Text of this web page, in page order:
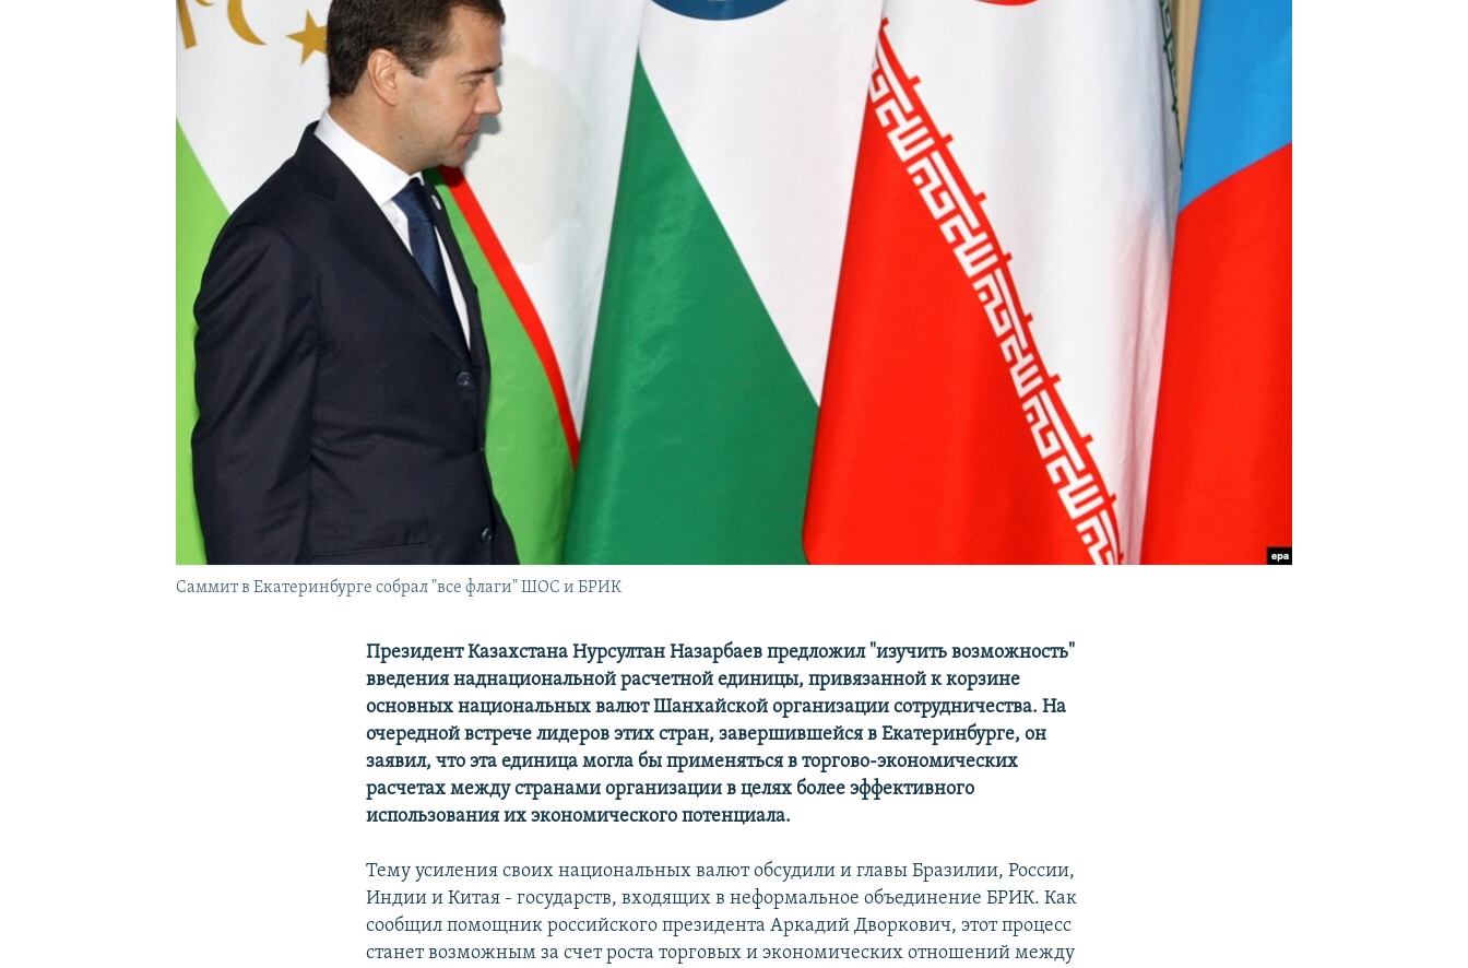
ПОДПИШИТЕСЬ НА РАССЫЛКУ
Саммит в Екатеринбурге собрал "все флаги" ШОС и БРИК
Президент Казахстана Нурсултан Назарбаев предложил "изучить возможность"
введения наднациональной расчетной единицы, привязанной к корзине
основных национальных валют Шанхайской организации сотрудничества. На
очередной встрече лидеров этих стран, завершившейся в Екатеринбурге, он
заявил, что эта единица могла бы применяться в торгово-экономических
расчетах между странами организации в целях более эффективного
использования их экономического потенциала.
Тему усиления своих национальных валют обсудили и главы Бразилии, России,
Индии и Китая - государств, входящих в неформальное объединение БРИК. Как
сообщил помощник российского президента Аркадий Дворкович, этот процесс
станет возможным за счет роста торговых и экономических отношений между